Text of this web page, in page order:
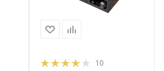
10